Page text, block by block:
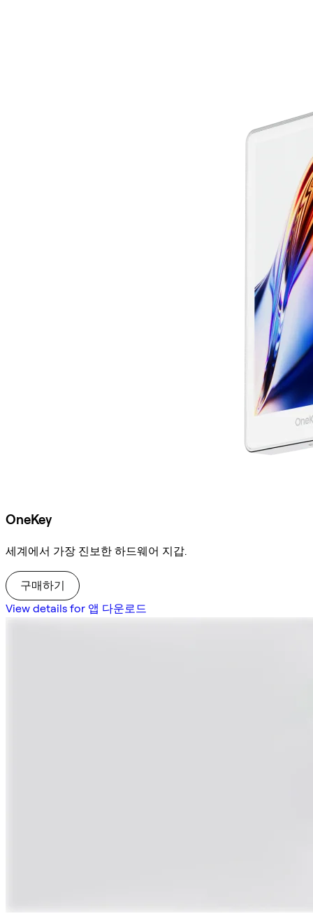
OneKey
세계에서 가장 진보한 하드웨어 지갑.
구매하기
View details for 앱 다운로드